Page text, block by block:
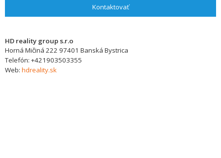
Kontaktovať
HD reality group s.r.o
Horná Mičiná 222 97401 Banská Bystrica
Telefón: +421903503355
Web: hdreality.sk